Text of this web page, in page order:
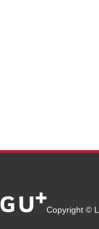
Copyright ©